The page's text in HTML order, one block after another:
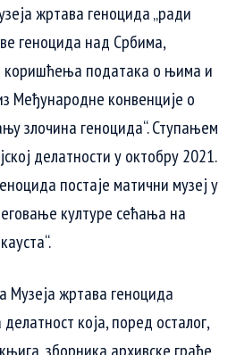
жртава геноцида „ради
геноцида над Србима,
података о њима и
Међународне конвенције о
злочина геноцида“. Ступањем
делатности у октобру 2021.
постаје матични музеј у
културе сећања на
Музеја жртава геноцида
која, поред осталог,
зборника архивске грађе,